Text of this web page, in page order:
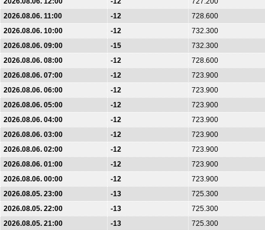
2026.08.06. 11:00
-12
728.600
2026.08.06. 10:00
-12
732.300
2026.08.06. 09:00
-15
732.300
2026.08.06. 08:00
-12
728.600
2026.08.06. 07:00
-12
723.900
2026.08.06. 06:00
-12
723.900
2026.08.06. 05:00
-12
723.900
2026.08.06. 04:00
-12
723.900
2026.08.06. 03:00
-12
723.900
2026.08.06. 02:00
-12
723.900
2026.08.06. 01:00
-12
723.900
2026.08.06. 00:00
-12
723.900
2026.08.05. 23:00
-13
725.300
2026.08.05. 22:00
-13
725.300
2026.08.05. 21:00
-13
725.300